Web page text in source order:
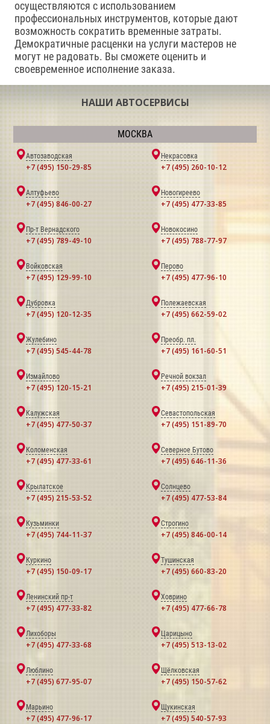
осуществляются с использованием
профессиональных инструментов, которые дают
возможность сократить временные затраты.
Демократичные расценки на услуги мастеров не
могут не радовать. Вы сможете оценить и
своевременное исполнение заказа.
НАШИ АВТОСЕРВИСЫ
МОСКВА
Автозаводская
+7 (495) 150-29-85
Некрасовка
+7 (495) 260-10-12
Алтуфьево
+7 (495) 846-00-27
Новогиреево
+7 (495) 477-33-85
Пр-т Вернадского
+7 (495) 789-49-10
Новокосино
+7 (495) 788-77-97
Войковская
+7 (495) 129-99-10
Перово
+7 (495) 477-96-10
Дубровка
+7 (495) 120-12-35
Полежаевская
+7 (495) 662-59-02
Жулебино
+7 (495) 545-44-78
Преобр. пл.
+7 (495) 161-60-51
Измайлово
+7 (495) 120-15-21
Речной вокзал
+7 (495) 215-01-39
Калужская
+7 (495) 477-50-37
Севастопольская
+7 (495) 151-89-70
Коломенская
+7 (495) 477-33-61
Северное Бутово
+7 (495) 646-11-36
Крылатское
+7 (495) 215-53-52
Солнцево
+7 (495) 477-53-84
Кузьминки
+7 (495) 744-11-37
Строгино
+7 (495) 846-00-14
Куркино
+7 (495) 150-09-17
Тушинская
+7 (495) 660-83-20
Ленинский пр-т
+7 (495) 477-33-82
Ховрино
+7 (495) 477-66-78
Лихоборы
+7 (495) 477-33-68
Царицыно
+7 (495) 513-13-02
Люблино
+7 (495) 677-95-07
Щёлковская
+7 (495) 150-57-62
Марьино
+7 (495) 477-96-17
Щукинская
+7 (495) 540-57-93